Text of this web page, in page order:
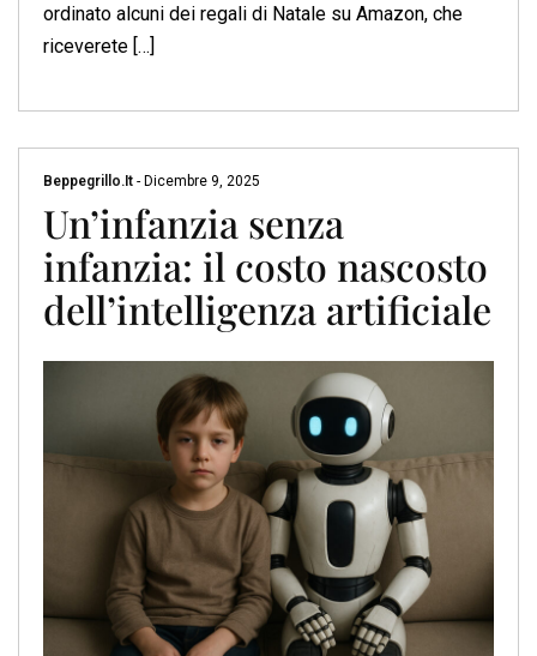
ordinato alcuni dei regali di Natale su Amazon, che
riceverete […]
Beppegrillo.it - Dicembre 9, 2025
Un’infanzia senza
infanzia: il costo nascosto
dell’intelligenza artificiale